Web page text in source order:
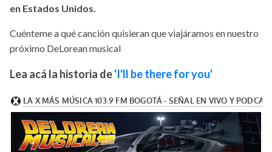
en Estados Unidos.
Cuénteme a qué canción quisieran que viajáramos en nuestro
próximo DeLorean musical
Lea acá la historia de'I'll be there for you'